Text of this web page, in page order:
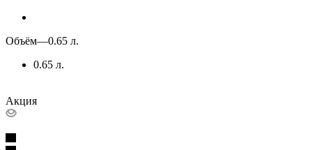
Объём—0.65 л.
0.65 л.
Акция